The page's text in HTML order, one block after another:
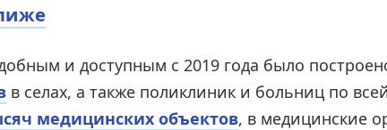
и доступным с 2019 года было
в селах, а также поликлиник и больниц по
медицинских объектов, в медицинские